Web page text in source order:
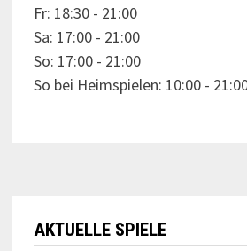
Fr: 18:30 - 21:00
Sa: 17:00 - 21:00
So: 17:00 - 21:00
So bei Heimspielen: 10:00 -
AKTUELLE SPIELE